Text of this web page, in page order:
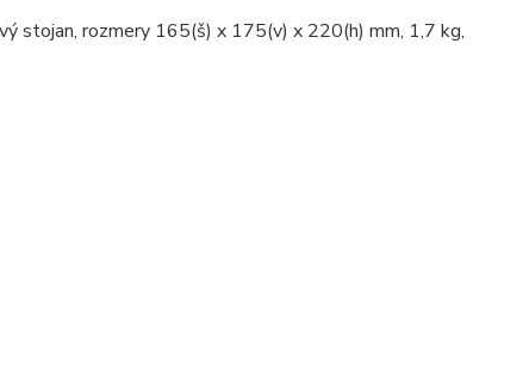
stojan, rozmery 165(š) x 175(v) x 220(h) mm, 1,7 kg,